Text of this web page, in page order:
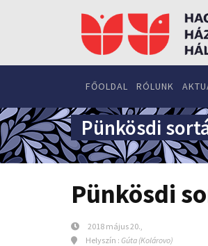
FŐOLDAL RÓLUNK
Pünkösdi
Pünkösdi
2018 május 20.,
Helyszín : Gúta (Kolárovo)